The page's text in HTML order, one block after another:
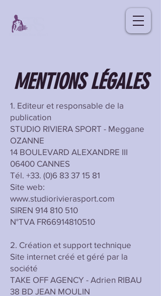
MENTIONS LÉGALES
1. Editeur et responsable de la
publication
STUDIO RIVIERA SPORT - Meggane
OZANNE
14 BOULEVARD ALEXANDRE III
06400 CANNES
Tél. +33. (0)6 83 37 15 81
Site web:
www.studiorivierasport.com
SIREN 914 810 510
N°TVA FR66914810510
2. Création et support technique
Site internet créé et géré par la
société
TAKE OFF AGENCY - Adrien RIBAU
38 BD JEAN MOULIN